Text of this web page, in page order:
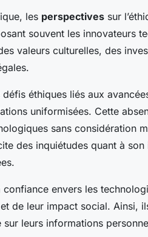
les perspectives sur
souvent les innovateurs
valeurs culturelles, des
défis éthiques liés aux
uniformisées. Cette
sans considération
des inquiétudes quant à
confiance envers les
de leur impact social. Ainsi,
leurs informations